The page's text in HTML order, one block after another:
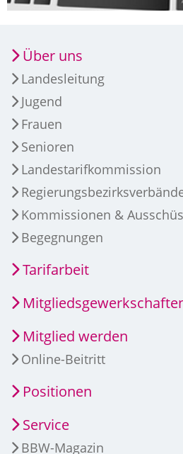
Über uns
Landesleitung
Jugend
Frauen
Senioren
Landestarifkommission
Kommissionen &
Begegnungen
Tarifarbeit
Mitglied werden
Online-Beitritt
Positionen
Service
BBW-Magazin